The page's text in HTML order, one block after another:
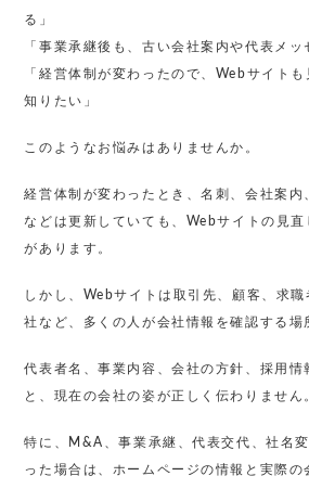
る」
「事業承継後も、古い会社案内や代表メッ
「経営体制が変わったので、Webサイト
知りたい」
このようなお悩みはありませんか。
経営体制が変わったとき、名刺、会社案内
などは更新していても、Webサイトの見直
があります。
しかし、Webサイトは取引先、顧客、求
社など、多くの人が会社情報を確認する場
代表者名、事業内容、会社の方針、採用情
と、現在の会社の姿が正しく伝わりません
特に、M&A、事業承継、代表交代、社名
った場合は、ホームページの情報と実際の